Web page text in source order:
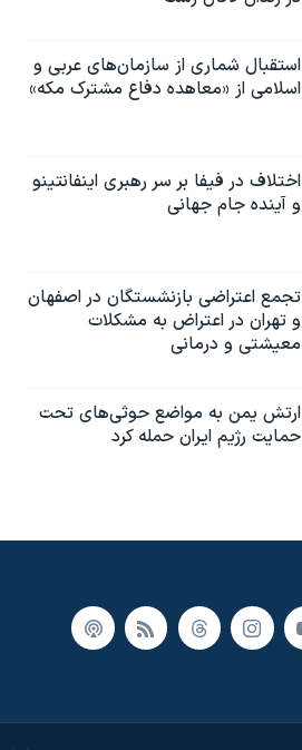
استقبال شماری از سازمان‌های عربی و
اسلامی از «معاهده دفاع مشترک مکه»
اختلاف در فیفا بر سر رهبری اینفانتینو
و آینده جام جهانی
تجمع اعتراضی بازنشستگان در اصفهان
و تهران در اعتراض به مشکلات
معیشتی و درمانی
ارتش یمن به مواضع حوثی‌های تحت
حمایت رژیم ایران حمله کرد